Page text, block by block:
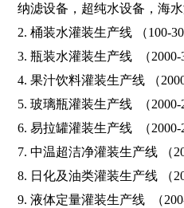
纳滤设备，超纯水设备，海水
2. 桶装水灌装生产线
（100-
3. 瓶装水灌装生产线
（
4. 果汁饮料灌装生产线
（
5. 玻璃瓶灌装生产线
（
6. 易拉罐灌装生产线
（
7. 中温超洁净灌装生产线
（
8. 日化及油类灌装生产线
（
9. 液体定量灌装生产线
（